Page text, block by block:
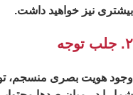
نیز خواهید داشت.
هویت بصری منسجم،